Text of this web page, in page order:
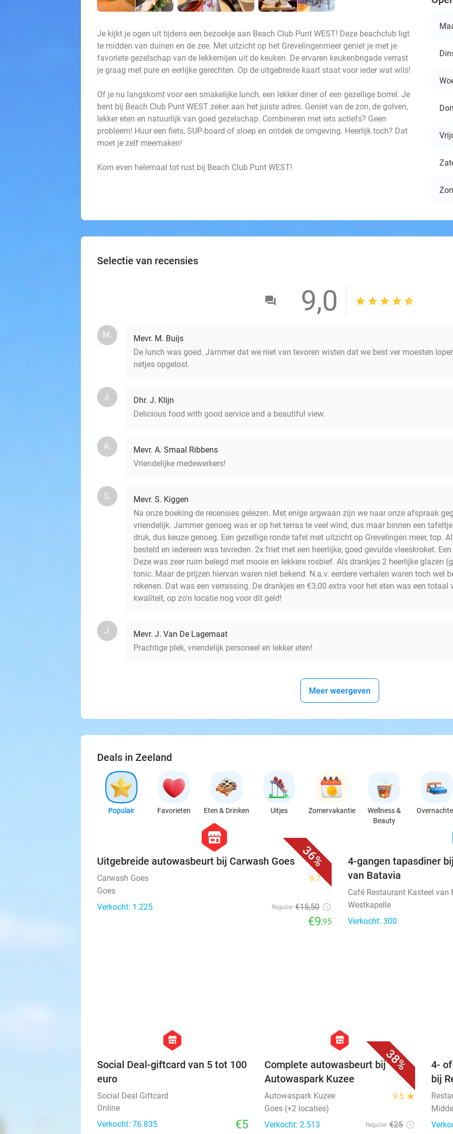
Je kijkt je ogen uit tijdens een bezoekje aan Beach Club Punt WEST! Deze beachclub ligt
te midden van duinen en de zee. Met uitzicht op het Grevelingenmeer geniet je met je
favoriete gezelschap van de lekkernijen uit de keuken. De ervaren keukenbrigade verrast
je graag met pure en eerlijke gerechten. Op de uitgebreide kaart staat voor ieder wat wils!
Of je nu langskomt voor een smakelijke lunch, een lekker diner of een gezellige borrel. Je
bent bij Beach Club Punt WEST zeker aan het juiste adres. Geniet van de zon, de golven,
lekker eten en natuurlijk van goed gezelschap. Combineren met iets actiefs? Geen
probleem! Huur een fiets, SUP-board of sloep en ontdek de omgeving. Heerlijk toch? Dat
moet je zelf meemaken!
Kom even helemaal tot rust bij Beach Club Punt WEST!
Selectie van recensies
9,0
M.
Mevr. M. Buijs
De lunch was goed. Jammer dat we niet van tevoren wisten dat we best ver moesten
netjes opgelost.
J.
Dhr. J. Klijn
Delicious food with good service and a beautiful view.
A.
Mevr. A. Smaal Ribbens
Vriendelijke medewerkers!
S.
Mevr. S. Kiggen
Na onze boeking de recensies gelezen. Met enige argwaan zijn we naar onze afspraak
vriendelijk. Jammer genoeg was er op het terras te veel wind, dus maar binnen een
druk, dus keuze genoeg. Een gezellige ronde tafel met uitzicht op Grevelingen meer, top.
besteld en iedereen was tevreden. 2x friet met een heerlijke, goed gevulde vleeskroket.
Deze was zeer ruim belegd met mooie en lekkere rosbief. Als drankjes 2 heerlijke glazen
tonic. Maar de prijzen hiervan waren niet bekend. N.a.v. eerdere verhalen waren toch wel
rekenen. Dat was een verrassing. De drankjes en €3,00 extra voor het eten was een totaal
kwaliteit, op zo'n locatie nog voor dit geld!
J.
Mevr. J. Van De Lagemaat
Prachtige plek, vriendelijk personeel en lekker eten!
Meer weergeven
Deals in Zeeland
Populair Favorieten Eten & Drinken Uitjes Zomervakantie
Wellness &
Beauty
36%
hexagon
store
Uitgebreide autowasbeurt bij Carwash Goes
Carwash Goes 9.7star
Goes
Verkocht: 1.225
Regulier €15,50
€9,95
4-gangen tapasdiner
van Batavia
Café Restaurant Kasteel van
Westkapelle
Verkocht: 300
hexagon
store
Social Deal-giftcard van 5 tot 100
euro
Social Deal Giftcard
Online
Verkocht: 76.835
€5
38%
hexagon
store
Complete autowasbeurt bij
Autowaspark Kuzee
Autowaspark Kuzee 9.5 star
Goes (+2 locaties)
Verkocht: 2.513
Regulier €25
4-
bij